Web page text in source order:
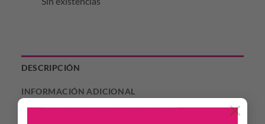
×
DESCRIPCIÓN
INFORMACIÓN ADICIONAL
Es un tratamiento capilar anti-age con aceite virgen de Argán